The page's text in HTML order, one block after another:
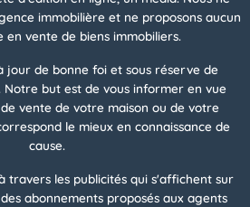
immobilière et ne proposons aucun
en vente de biens immobiliers.
jour de bonne foi et sous réserve de
Notre but est de vous informer en vue
vente de votre maison ou de votre
le mieux en connaissance de
cause.
travers les publicités qui s'affichent sur
abonnements proposés aux agents